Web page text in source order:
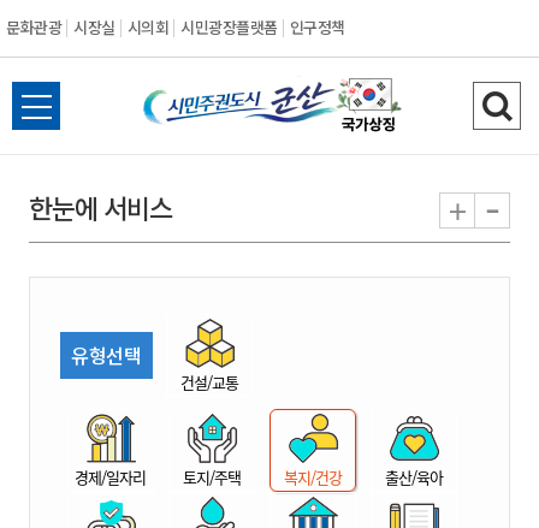
문화관광 시장실 시의회 시민광장플랫폼 인구정책
시
민
권
시
산
전
체
뉴
열
검
색
기
한눈에 서비스 + -
유형선택
건설/교통
경제/일자리 토지/주택 복지/건강 출산/육아